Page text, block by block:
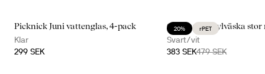
Picknick Juni vattenglas, 4-pack
Klar
299 SEK
20% rPET
City randig kylväska stor
Svart/vit
383 SEK479 SEK